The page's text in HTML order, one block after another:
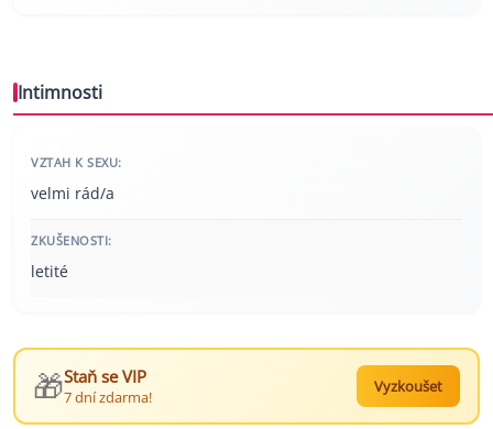
Intimnosti
VZTAH K SEXU:
velmi rád/a
ZKUŠENOSTI:
letité
🎁Staň se VIP
7 dní zdarma!
Vyzkoušet